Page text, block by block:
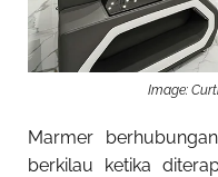
Image:
Marmer
berkilau ketika